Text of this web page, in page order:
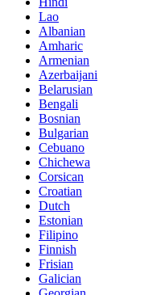
Lao
Albanian
Amharic
Armenian
Azerbaijani
Belarusian
Bengali
Bosnian
Bulgarian
Cebuano
Chichewa
Corsican
Croatian
Dutch
Estonian
Filipino
Finnish
Frisian
Galician